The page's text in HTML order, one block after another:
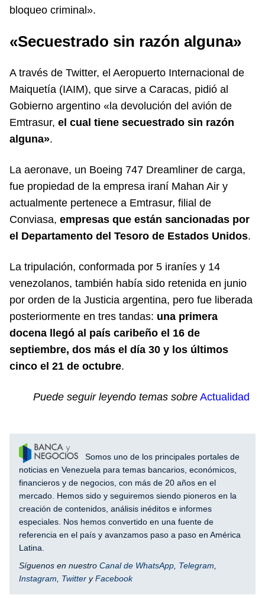
bloqueo criminal».
«Secuestrado sin razón alguna»
A través de Twitter, el Aeropuerto Internacional de
Maiquetía (IAIM), que sirve a Caracas, pidió al
Gobierno argentino «la devolución del avión de
Emtrasur, el cual tiene secuestrado sin razón
alguna».
La aeronave, un Boeing 747 Dreamliner de carga,
fue propiedad de la empresa iraní Mahan Air y
actualmente pertenece a Emtrasur, filial de
Conviasa, empresas que están sancionadas por
el Departamento del Tesoro de Estados Unidos.
La tripulación, conformada por 5 iraníes y 14
venezolanos, también había sido retenida en junio
por orden de la Justicia argentina, pero fue liberada
posteriormente en tres tandas: una primera
docena llegó al país caribeño el 16 de
septiembre, dos más el día 30 y los últimos
cinco el 21 de octubre.
Puede seguir leyendo temas sobre Actualidad
Somos uno de los principales portales de
noticias en Venezuela para temas bancarios, económicos,
financieros y de negocios, con más de 20 años en el
mercado. Hemos sido y seguiremos siendo pioneros en la
creación de contenidos, análisis inéditos e informes
especiales. Nos hemos convertido en una fuente de
referencia en el país y avanzamos paso a paso en América
Latina.
Síguenos en nuestro Canal de WhatsApp Telegram
Instagram
Twitter yFacebook